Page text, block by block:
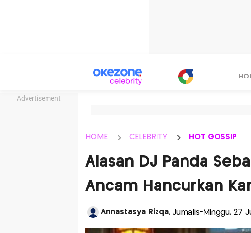
Advertisement
HOME CELEBRITY HOT GOSSIP
Alasan DJ Panda
Ancam Hancurkan
Annastasya Rizqa, Jurnalis-Minggu, 27